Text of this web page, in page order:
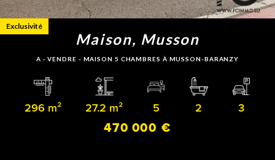
Maison, Musson
A - VENDRE - MAISON 5 CHAMBRES À MUSSON-BARANZY
296 m² 27.2 m² 5 2 3
470 000 €
Exclusivité